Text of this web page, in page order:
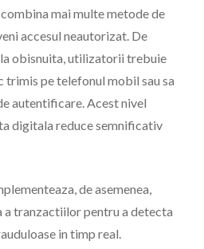
mai multe metode de
accesul neautorizat. De
obisnuita, utilizatorii trebuie
trimis pe telefonul mobil sau sa
autentificare. Acest nivel
digitala reduce semnificativ
de asemenea,
tranzactiilor pentru a detecta
in timp real.